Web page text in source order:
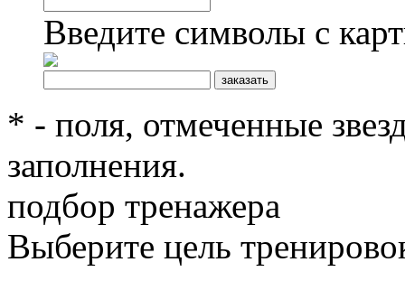
Введите символы с
* - поля, отмеченные
заполнения.
подбор тренажера
Выберите цель